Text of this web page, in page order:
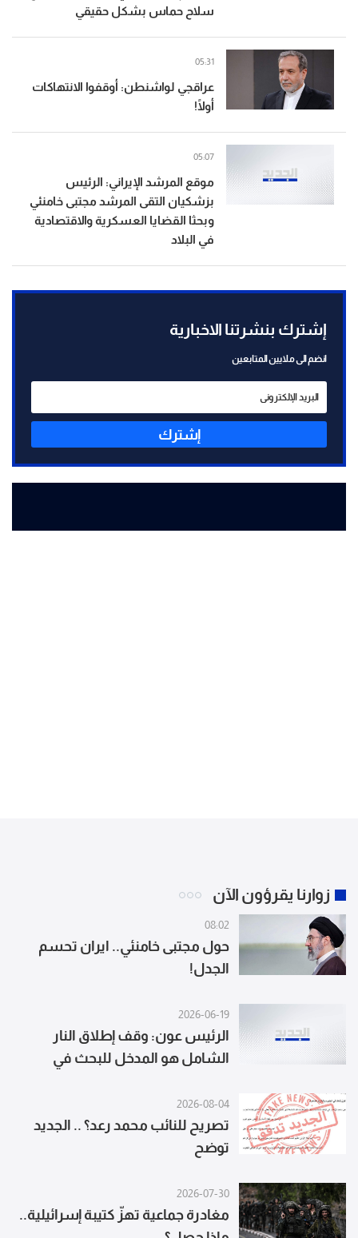
سلاح حماس بشكل حقيقي
عراقجي لواشنطن: أوقفوا الانتهاكات
أولًا!
05:31
موقع المرشد الإيراني: الرئيس
بزشكيان التقى المرشد مجتبى خامنئي
وبحثا القضايا العسكرية والاقتصادية
في البلاد
05:07
إشترك بنشرتنا الاخبارية
انضم الى ملايين المتابعين
إشترك
زوارنا يقرؤون الآن
08:02
حول مجتبى خامنئي.. ايران تحسم
الجدل!
2026-06-19
الرئيس عون: وقف إطلاق النار
الشامل هو المدخل للبحث في
الاسرائيلي وانتشار الجيش وعودة
الاسرى
2026-08-04
تصريح للنائب محمد رعد؟ .. الجديد
توضح
2026-07-30
مغادرة جماعية تهزّ كتيبة إسرائيلية..